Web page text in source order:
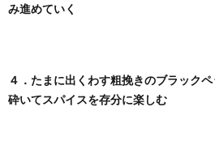
み進めていく
４．たまに出くわす粗挽きのブラック
砕いてスパイスを存分に楽しむ